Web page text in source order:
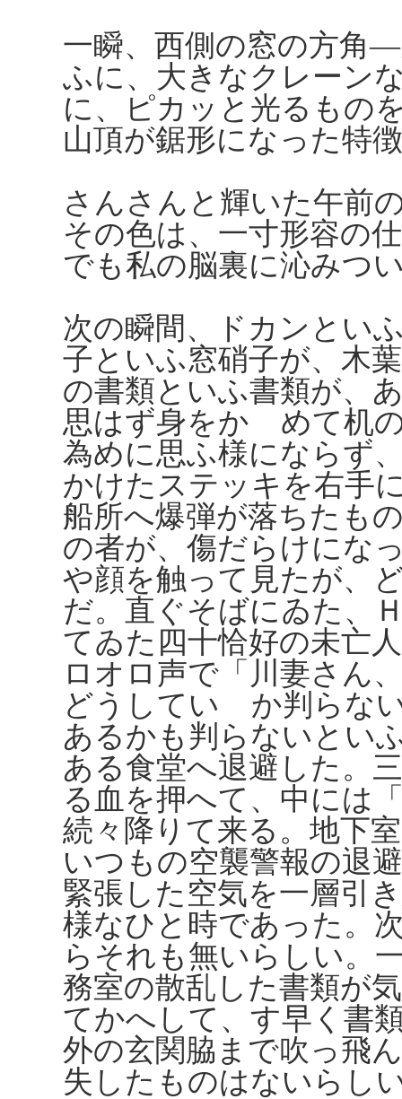
一瞬、西側の窓の方角
ふに、大きなクレーン
に、ピカッと光るもの
山頂が鋸形になった特
さんさんと輝いた午前
その色は、一寸形容の
でも私の脳裏に沁みつ
次の瞬間、ドカンとい
子といふ窓硝子が、木
の書類といふ書類が、
思はず身をかゞめて机
為めに思ふ様にならず
かけたステッキを右手
船所へ爆弾が落ちたも
の者が、傷だらけにな
や顔を触って見たが、
だ。直ぐそばにゐた、
てゐた四十恰好の未亡
ロオロ声で「川妻さん
どうしていゝか判らな
あるかも判らないとい
ある食堂へ退避した。
る血を押へて、中には
続々降りて来る。地下
いつもの空襲警報の退
緊張した空気を一層引
様なひと時であった。
らそれも無いらしい。
務室の散乱した書類が
てかへして、す早く書
外の玄関脇まで吹っ飛
失したものはないらし